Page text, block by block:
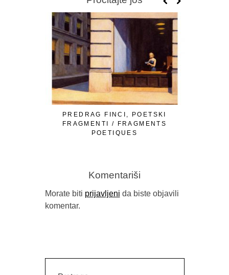
PREDRAG FINCI, POETSKI
FRAGMENTI / FRAGMENTS
POETIQUES
Komentariši
Morate biti prijavljeni da biste objavili
komentar.